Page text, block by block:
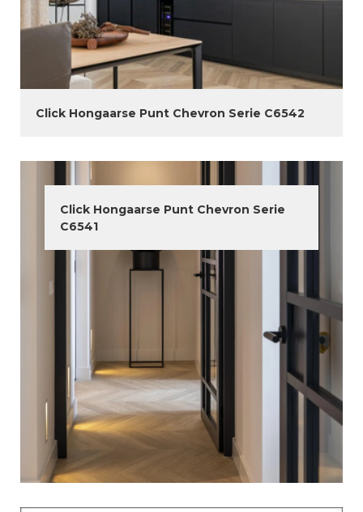
Click Hongaarse Punt Chevron Serie C6542
Click Hongaarse Punt Chevron Serie
C6541